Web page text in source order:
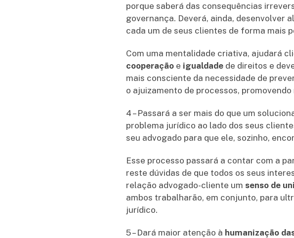
porque saberá das consequências
governança. Deverá, ainda, desenvolver
cada um de seus clientes de forma mais
Com uma mentalidade criativa, ajudará
cooperação e igualdade de direitos e
mais consciente da necessidade de
o ajuizamento de processos,
4 – Passará a ser mais do que um
problema jurídico ao lado dos seus
seu advogado para que ele, sozinho,
Esse processo passará a contar com a
reste dúvidas de que todos os seus
relação advogado-cliente umsenso de
ambos trabalharão, em conjunto, para
jurídico.
5 – Dará maior atenção à humanização